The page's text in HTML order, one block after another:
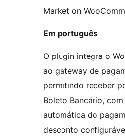
Market on
Em português
O plugin integra o
ao gateway de
permitindo receber
Boleto Bancário,
automática do
desconto